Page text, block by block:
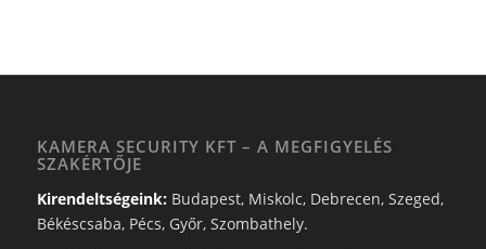
KAMERA SECURITY KFT – A MEGFIGYELÉS
SZAKÉRTŐJE
Kirendeltségeink:Budapest, Miskolc, Debrecen, Szeged,
Békéscsaba, Pécs, Győr, Szombathely.